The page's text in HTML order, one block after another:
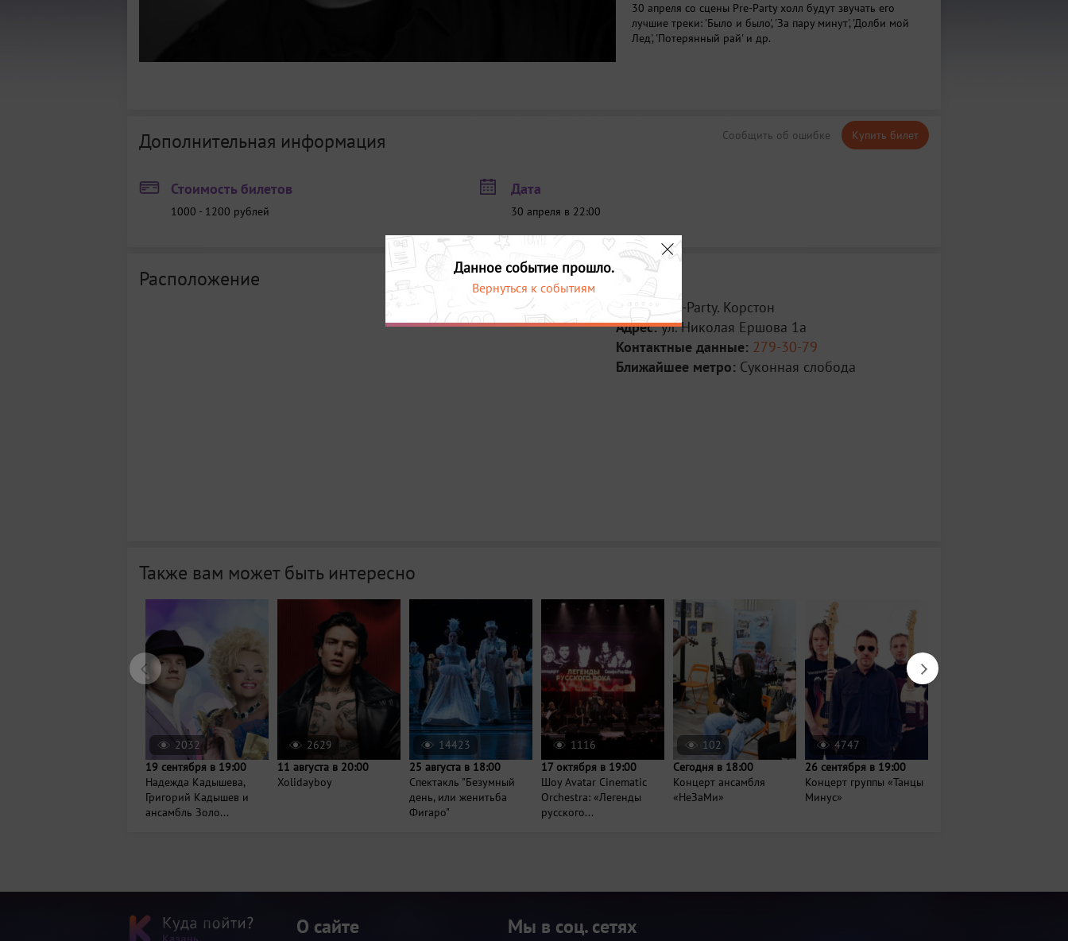
30 апреля со сцены Pre-Party холл будут звучать его
лучшие треки: 'Было и было', 'За пару минут', 'Долби мой
Лед', 'Потерянный рай' и др.
Сообщить об ошибке Купить билет
Дополнительная информация
Стоимость билетов
1000 - 1200 рублей
Дата
30 апреля в 22:00
Расположение
Место:
Pre-Party. Корстон
Адрес:ул. Николая Ершова 1а
Контактные данные: 279-30-79
Ближайшее метро: Суконная слобода
Также вам может быть интересно
2032
19 сентября в 19:00
Надежда Кадышева,
Григорий Кадышев и
ансамбль Золо...
2629
11 августа в 20:00
Xolidayboy
14423
25 августа в 18:00
Спектакль "Безумный
день, или женитьба
Фигаро"
1116
17 октября в 19:00
Шоу Avatar Cinematic
Orchestra: «Легенды
русского...
102
Сегодня в 18:00
Концерт ансамбля
«НеЗаМи»
4747
26 сентября в 19:00
Концерт группы «Танцы
Минус»
Данное событие прошло.
Вернуться к событиям
О сайте Мы в соц. сетях